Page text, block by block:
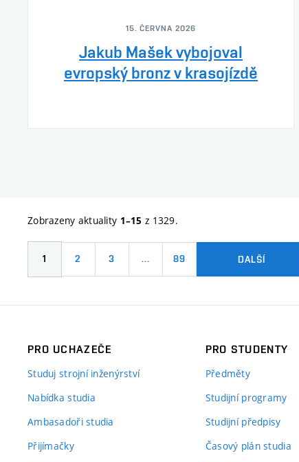
15. ČERVNA 2026
Jakub Mašek vybojoval
evropský bronz v krasojízdě
Zobrazeny aktuality 1–15 z 1329.
1 2 3 … 89 DALŠÍ
PRO UCHAZEČE
Studuj strojní inženýrství
Nabídka studia
Ambasadoři studia
Přijímačky
PRO STUDENTY
Předměty
Studijní programy
Studijní předpisy
Časový plán studia